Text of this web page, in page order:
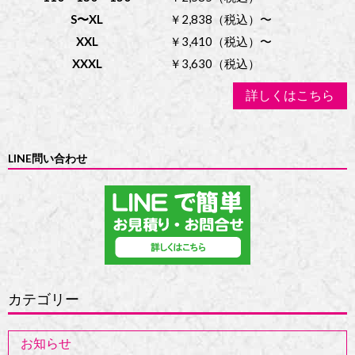
S〜XL
￥2,838（税込）〜
XXL
￥3,410（税込）〜
XXXL
￥3,630（税込）
詳しくはこちら
LINE問い合わせ
カテゴリー
お知らせ